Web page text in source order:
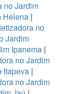
no Jardim
Helena|
no
Jardim
Ipanema |
no Jardim
Itapeva |
no Jardim